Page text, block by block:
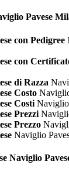
Pavese
con Pedigree
con
di Razza
Costo
Costi
Prezzi
Prezzo
Naviglio
Naviglio